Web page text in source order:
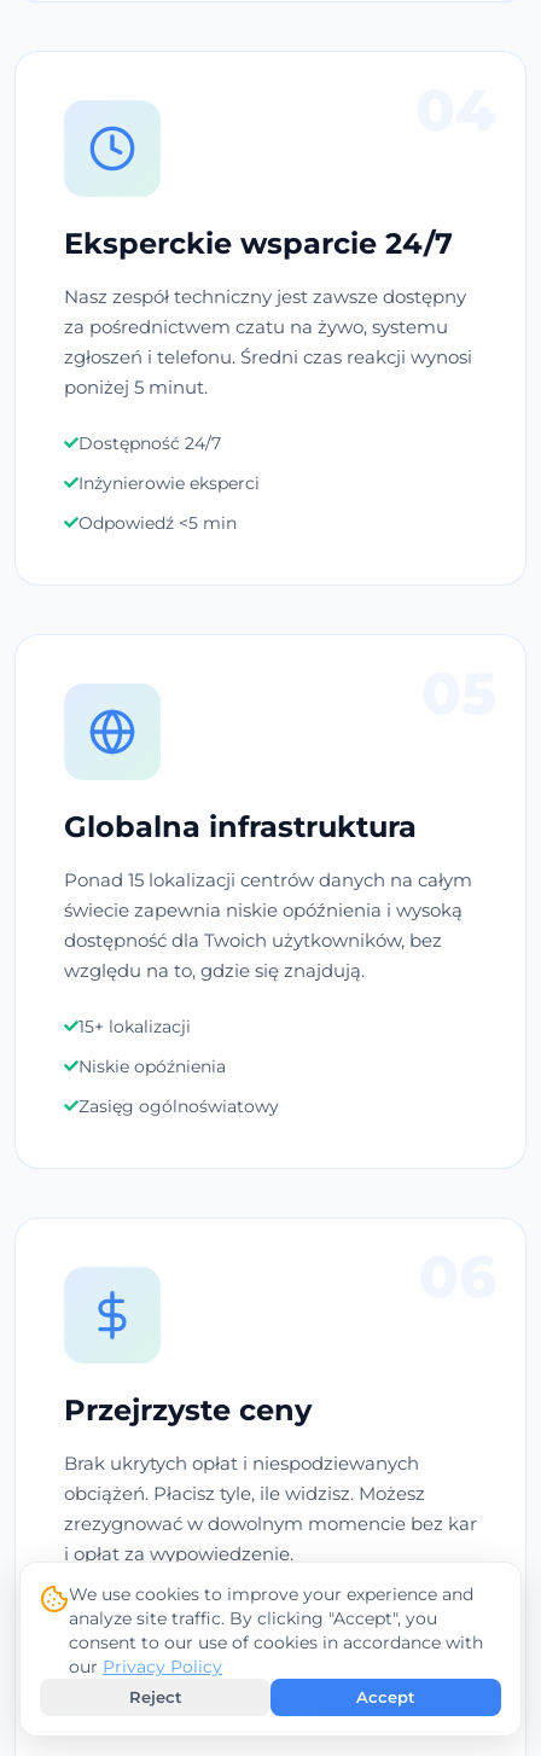
Eksperckie wsparcie 24/7
Nasz zespół techniczny jest zawsze dostępny
za pośrednictwem czatu na żywo, systemu
zgłoszeń i telefonu. Średni czas reakcji wynosi
poniżej 5 minut.
Dostępność 24/7
Inżynierowie eksperci
Odpowiedź <5 min
Globalna infrastruktura
Ponad 15 lokalizacji centrów danych na całym
świecie zapewnia niskie opóźnienia i wysoką
dostępność dla Twoich użytkowników, bez
względu na to, gdzie się znajdują.
15+ lokalizacji
Niskie opóźnienia
Zasięg ogólnoświatowy
Przejrzyste ceny
Brak ukrytych opłat i niespodziewanych
obciążeń. Płacisz tyle, ile widzisz. Możesz
zrezygnować w dowolnym momencie bez kar
i opłat za wypowiedzenie.
Brak ukrytych opłat
Możliwość anulowania w dowolnym
momencie
Gwarancja zwrotu pieniędzy
We use cookies to improve your experience and
analyze site traffic. By clicking "Accept", you
consent to our use of cookies in accordance with
our Privacy Policy
Reject Accept